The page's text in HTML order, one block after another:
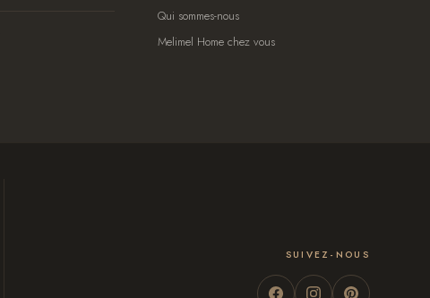
Qui sommes-nous
Melimel Home chez vous
SUIVEZ-NOUS